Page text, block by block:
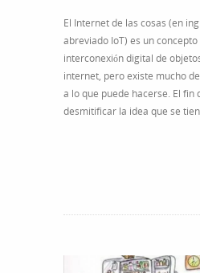
El Internet de las cosas (en
abreviado IoT) es un
interconexión digital de
internet, pero existe mucho
a lo que puede hacerse. El fin
desmitificar la idea que se